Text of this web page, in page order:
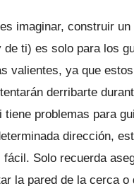
imaginar, construir
de ti) es solo para los
valientes, ya que
derribarte
tiene problemas para
dirección,
fácil. Solo recuerda
la pared de la cerca o